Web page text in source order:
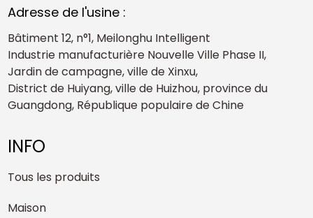
Adresse de l'usine :
Bâtiment 12, n°1, Meilonghu Intelligent
Industrie manufacturière Nouvelle Ville Phase II,
Jardin de campagne, ville de Xinxu,
District de Huiyang, ville de Huizhou, province du
Guangdong, République populaire de Chine
INFO
Tous les produits
Maison